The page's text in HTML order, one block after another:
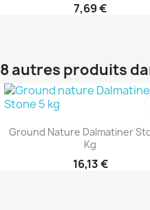
7,69 €
8 autres produits
Aperçu rapide
Ground Nature Dalmatiner
Kg
16,13 €